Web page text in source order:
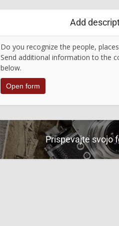
Add
Do you recognize the people,
Send additional information to the
below.
Open form
Prispevajte svojo